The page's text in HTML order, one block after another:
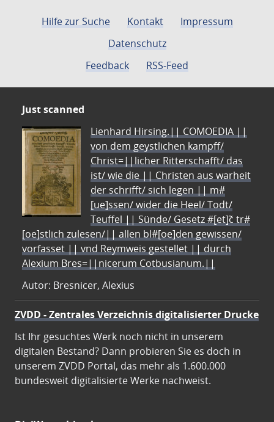
Hilfe zur Suche Kontakt
Impressum
Datenschutz
Feedback
RSS-Feed
Just scanned
Lienhard Hirsing.|| COMOEDIA ||
von dem geystlichen kampff/
Christ=||licher Ritterschafft/ das
ist/ wie die || Christen aus warheit
der schrifft/ sich legen || m#
[ue]ssen/ wider die Heel/ Todt/
Teuffel || Sünde/ Gesetz #[et]c̃ tr#
[oe]stlich zulesen/|| allen bl#[oe]den gewissen/
vorfasset || vnd Reymweis gestellet || durch
Alexium Bres=||nicerum Cotbusianum.||
Autor: Bresnicer, Alexius
ZVDD - Zentrales Verzeichnis digitalisierter Drucke
Ist Ihr gesuchtes Werk noch nicht in unserem
digitalen Bestand? Dann probieren Sie es doch in
unserem ZVDD Portal, das mehr als 1.600.000
bundesweit digitalisierte Werke nachweist.